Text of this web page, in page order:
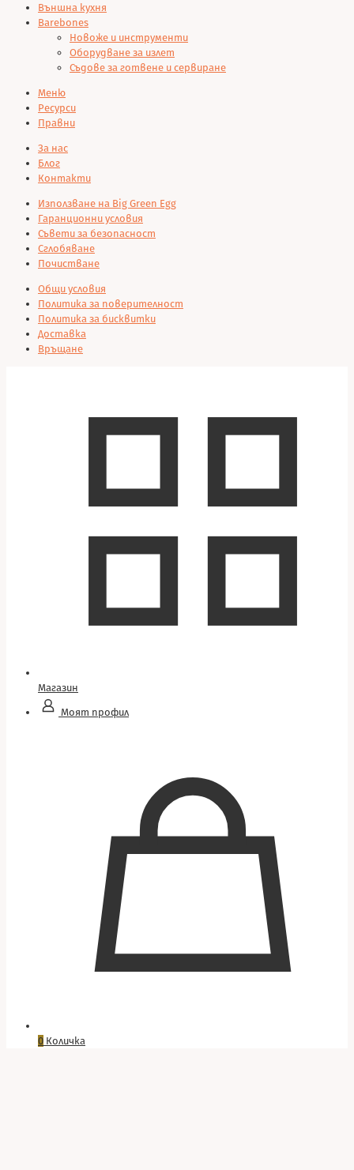
Външна кухня
Barebones
Новоже и инструменти
Оборудване за излет
Съдове за готвене и сервиране
Меню
Ресурси
Правни
За нас
Блог
Контакти
Използване на Big Green Egg
Гаранционни условия
Съвети за безопасност
Сглобяване
Почистване
Общи условия
Политика за поверителност
Политика за бисквитки
Доставка
Връщане
Магазин
Моят профил
0 Количка